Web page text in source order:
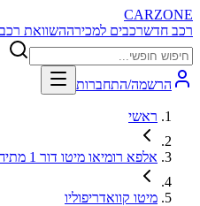
CARZONE
רכב חדשרכבים למכירההשוואת
הרשמה/התחברות
ראשי
אלפא רומיאו מיטו דור 1 מתיחת פנים
מיטו קוואדריפוליו